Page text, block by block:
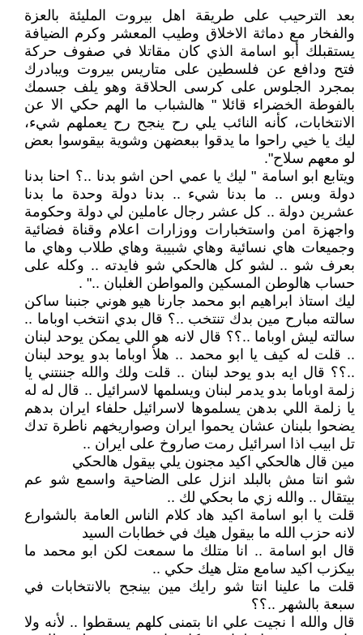
بعد الترحيب على طريقة اهل بيروت المليئة بالعزة
والفخار مع دماثة الاخلاق وطيب المعشر وكرم الضيافة
يستقبلك أبو اسامة الذي كان مقاتلا في صفوف حركة
فتح ودافع عن فلسطين على متاريس بيروت ويبادرك
بمجرد الجلوس على كرسى الحلاقة وهو يلف جسمك
بالفوطة الخضراء قائلا " هالشباب ما الهم حكي الا عن
الانتخابات، كأنه النائب يلي رح ينجح رح يعملهم شيء،
ليك يا خيي راحوا ما يدقوا ببعضهن وشوية بيقوسوا بعض
لو معهم سلاح".
ويتابع ابو اسامة " ليك يا عمي احن اشو بدنا ..؟ احنا بدنا
دولة وبس .. ما بدنا شيء .. بدنا دولة وحدة ما بدنا
عشرين دولة .. كل عشر رجال عاملين لي دولة وحكومة
واجهزة امن واستخبارات ووزارات اعلام وقناة فضائية
وجميعات هاي نسائية وهاي شبيبة وهاي طلاب وهاي ما
بعرف شو .. لشو كل هالحكي شو فايدته .. وكله على
حساب هالوطن المسكين والمواطن الغلبان .." .
ليك استاذ ابراهيم ابو محمد جارنا هيو هوني جنبنا ساكن
سالته مبارح مين بدك تنتخب ..؟ قال بدي انتخب اوباما ..
سالته ليش اوباما ..؟؟ قال لانه هو اللي يمكن يوحد لبنان
.. قلت له كيف يا ابو محمد .. هلأ اوباما بدو يوحد لبنان
..؟؟ قال ايه بدو يوحد لبنان .. قلت ولك والله جننتني يا
زلمة اوباما بدو يدمر لبنان ويسلمها لاسرائيل .. قال له له
يا زلمة اللي بدهن يسلموها لاسرائيل حلفاء ايران بدهم
يضحوا بلبنان عشان يحموا ايران وصواريخهم ناطرة تدك
تل ابيب اذا اسرائيل رمت صاروخ على ايران ..
مين قال هالحكي اكيد مجنون يلي بيقول هالحكي
شو انتا مش بالبلد انزل على الضاحية واسمع شو عم
بيتقال .. والله زي ما بحكي لك ..
قلت يا ابو اسامة اكيد هاد كلام الناس العامة بالشوارع
لانه حزب الله ما بيقول هيك في خطابات السيد
قال ابو اسامة .. انا متلك ما سمعت لكن ابو محمد ما
بيكزب اكيد سامع متل هيك حكي ..
قلت ما علينا انتا شو رايك مين بينجح بالانتخابات في
سبعة بالشهر ..؟؟
قال والله ا نجيت علي انا بتمنى كلهم يسقطوا .. لأنه ولا